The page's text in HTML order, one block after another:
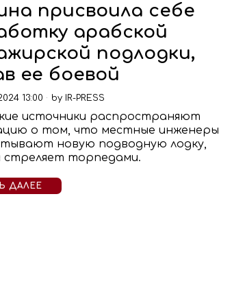
присвоила себе
арабской
подлодки,
ее боевой
13:00 by IR-PRESS
источники распространяют
о том, что местные инженеры
новую подводную лодку,
стреляет торпедами.
ДАЛЕЕ